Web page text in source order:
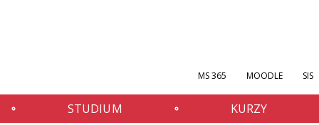
MS 365 MOODLE SIS
STUDIUM KURZY